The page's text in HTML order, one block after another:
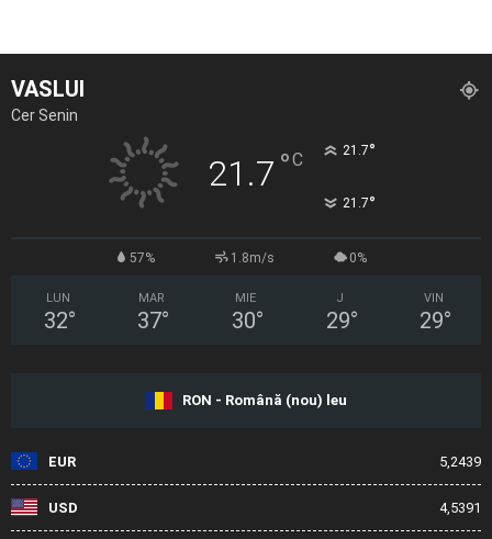
VASLUI
Cer Senin
21.7 °C 21.7°
21.7°
57% 1.8m/s 0%
LUN
32°
MAR
37°
MIE
30°
J
29°
VIN
29°
RON - Română (nou) leu
EUR 5,2439
USD 4,5391